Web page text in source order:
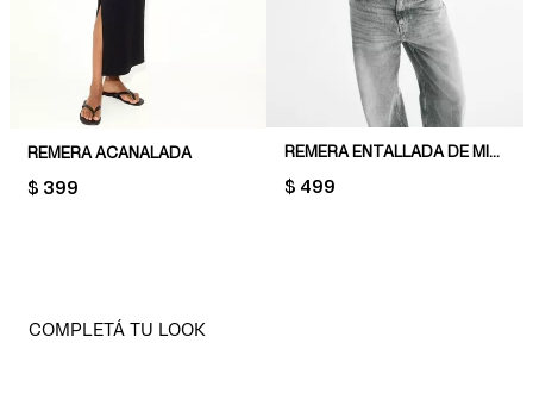
REMERA ACANALADA
PRICE:
$ 399
REMERA ENTALLADA DE MICROFIBRA
PRICE:
$ 499
COMPLETÁ TU LOOK